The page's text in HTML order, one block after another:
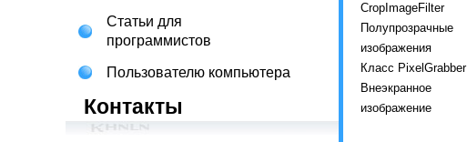
Статьи для
программистов
Пользователю компьютера
Контакты
CropImageFilter
Полупрозрачные
изображения
Класс PixelGrabber
Внеэкранное
изображение